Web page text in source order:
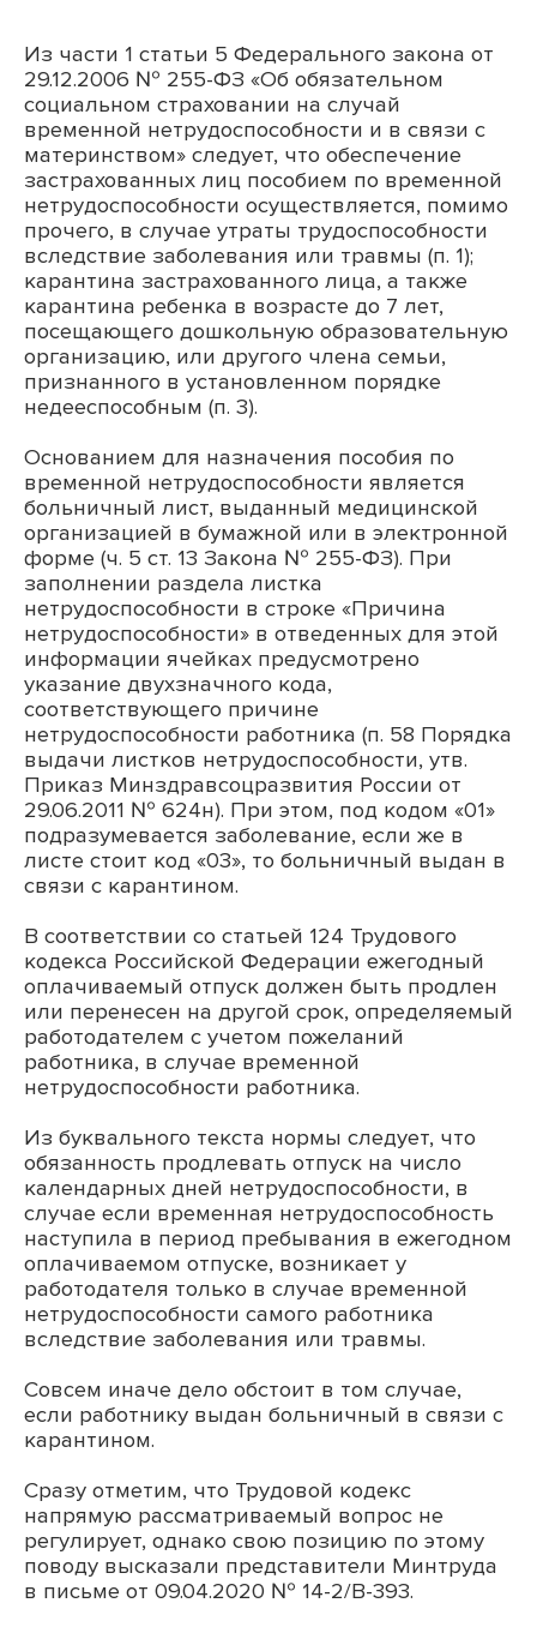
Из части 1 статьи 5 Федерального закона от
29.12.2006 № 255-ФЗ «Об обязательном
социальном страховании на случай
временной нетрудоспособности и в связи с
материнством» следует, что обеспечение
застрахованных лиц пособием по временной
нетрудоспособности осуществляется, помимо
прочего, в случае утраты трудоспособности
вследствие заболевания или травмы (п. 1);
карантина застрахованного лица, а также
карантина ребенка в возрасте до 7 лет,
посещающего дошкольную образовательную
организацию, или другого члена семьи,
признанного в установленном порядке
недееспособным (п. 3).
Основанием для назначения пособия по
временной нетрудоспособности является
больничный лист, выданный медицинской
организацией в бумажной или в электронной
форме (ч. 5 ст. 13 Закона № 255-ФЗ). При
заполнении раздела листка
нетрудоспособности в строке «Причина
нетрудоспособности» в отведенных для этой
информации ячейках предусмотрено
указание двухзначного кода,
соответствующего причине
нетрудоспособности работника (п. 58 Порядка
выдачи листков нетрудоспособности, утв.
Приказ Минздравсоцразвития России от
29.06.2011 № 624н). При этом, под кодом «01»
подразумевается заболевание, если же в
листе стоит код «03», то больничный выдан в
связи с карантином.
В соответствии со статьей 124 Трудового
кодекса Российской Федерации ежегодный
оплачиваемый отпуск должен быть продлен
или перенесен на другой срок, определяемый
работодателем с учетом пожеланий
работника, в случае временной
нетрудоспособности работника.
Из буквального текста нормы следует, что
обязанность продлевать отпуск на число
календарных дней нетрудоспособности, в
случае если временная нетрудоспособность
наступила в период пребывания в ежегодном
оплачиваемом отпуске, возникает у
работодателя только в случае временной
нетрудоспособности самого работника
вследствие заболевания или травмы.
Совсем иначе дело обстоит в том случае,
если работнику выдан больничный в связи с
карантином.
Сразу отметим, что Трудовой кодекс
напрямую рассматриваемый вопрос не
регулирует, однако свою позицию по этому
поводу высказали представители Минтруда
в письме от 09.04.2020 № 14-2/В-393.